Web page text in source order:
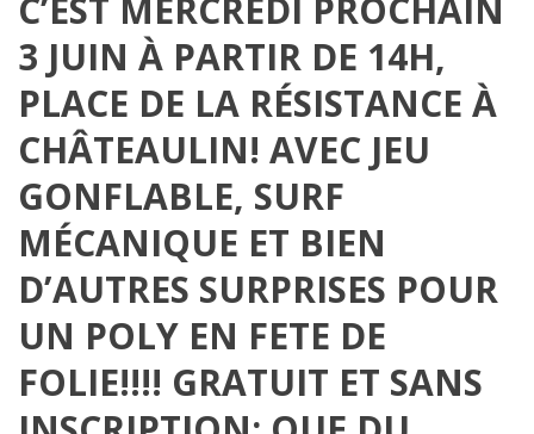
C’EST MERCREDI PROCHAIN
3 JUIN À PARTIR DE 14H,
PLACE DE LA RÉSISTANCE À
CHÂTEAULIN! AVEC JEU
GONFLABLE, SURF
MÉCANIQUE ET BIEN
D’AUTRES SURPRISES POUR
UN POLY EN FETE DE
FOLIE!!!! GRATUIT ET SANS